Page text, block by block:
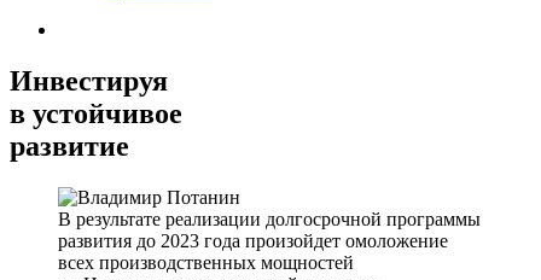
Инвестируя
в устойчивое
развитие
В результате реализации долгосрочной программы
развития до 2023 года произойдет омоложение
всех производственных мощностей